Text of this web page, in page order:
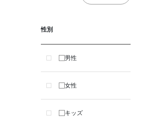
性別
男性
女性
キッズ